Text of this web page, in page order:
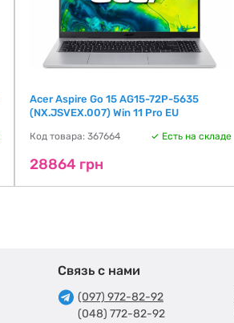
Acer Aspire Go 15 AG15-72P-5635
(NX.JSVEX.007) Win 11 Pro EU
Код товара: 367664 Есть на складе
28864 грн
Связь с нами
(097) 972-82-92
(048) 772-82-92